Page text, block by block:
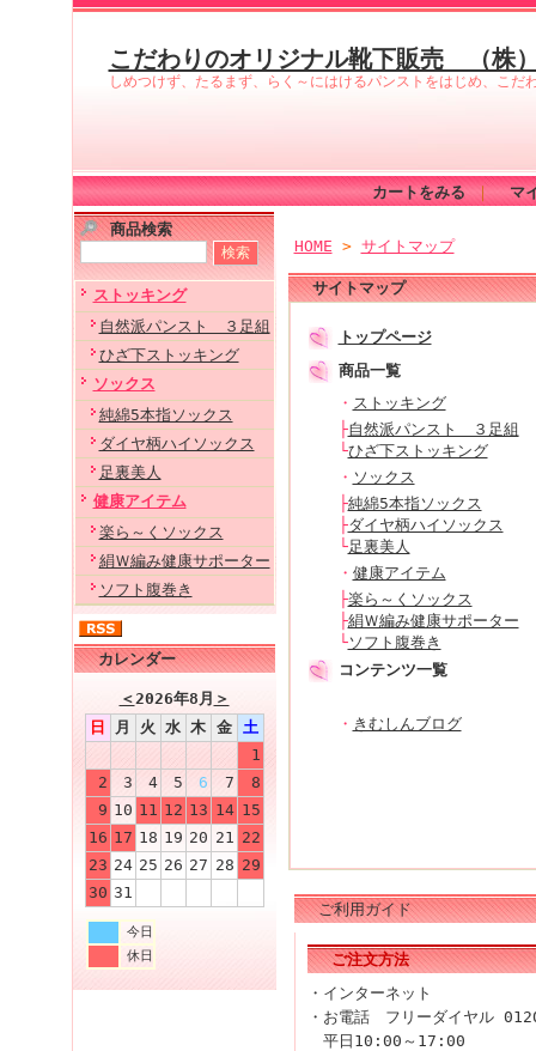
こだわりのオリジナル靴下販売 （株
しめつけず、たるまず、らく～にはけるパンストをはじめ、こだ
カートをみる ｜ マ
商品検索
ストッキング
自然派パンスト ３足組
ひざ下ストッキング
ソックス
純綿5本指ソックス
ダイヤ柄ハイソックス
足裏美人
健康アイテム
楽ら～くソックス
絹Ｗ編み健康サポーター
ソフト腹巻き
カレンダー
＜2026年8月 ＞
日
月 火 水 木 金
土
1
2
3 4 5 6 7
8
9 10 11 12 13 14 15
16 17 18 19 20 21 22
23 24 25 26 27 28 29
30 31
今日
休日
HOME > サイトマップ
サイトマップ
トップページ
商品一覧
・ ストッキング
├自然派パンスト ３足組
└ひざ下ストッキング
・ ソックス
├純綿5本指ソックス
├ダイヤ柄ハイソックス
└足裏美人
・ 健康アイテム
├楽ら～くソックス
├絹Ｗ編み健康サポーター
└ソフト腹巻き
コンテンツ一覧
・ きむしんブログ
ご利用ガイド
ご注文方法
・インターネット
・お電話 フリーダイヤル
平日10:00～17:00